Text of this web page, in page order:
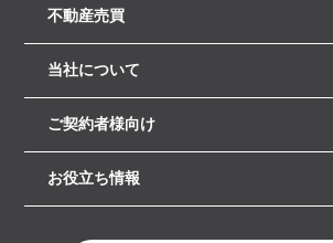
不動産売買
当社について
ご契約者様向け
お役立ち情報